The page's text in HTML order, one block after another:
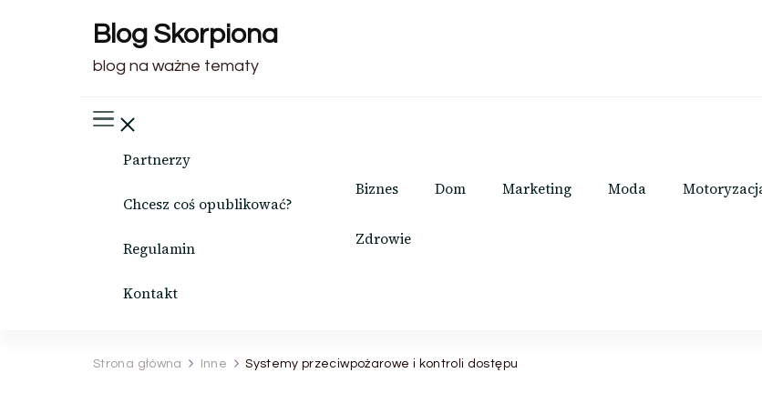
Blog Skorpiona
blog na ważne tematy
Partnerzy
Chcesz coś opublikować?
Regulamin
Kontakt
Biznes Dom Marketing Moda
Zdrowie
Strona główna Inne Systemy przeciwpożarowe i kontroli dostępu